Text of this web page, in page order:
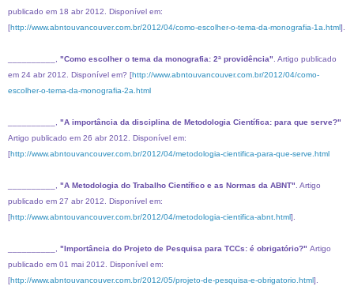
publicado em 18 abr 2012. Disponível em:
[http://www.abntouvancouver.com.br/2012/04/como-escolher-o-tema-da-monografia-1a.html].
"Como escolher o tema da monografia: 2ª providência" . Artigo publicado
em 24 abr 2012. Disponível em? [http://www.abntouvancouver.com.br/2012/04/como-
escolher-o-tema-da-monografia-2a.html
"A importância da disciplina de Metodologia Científica: para que serve?"
Artigo publicado em 26 abr 2012. Disponível em:
[http://www.abntouvancouver.com.br/2012/04/metodologia-cientifica-para-que-serve.html
"A Metodologia do Trabalho Científico e as Normas da ABNT" . Artigo
publicado em 27 abr 2012. Disponível em:
[http://www.abntouvancouver.com.br/2012/04/metodologia-cientifica-abnt.html].
"Importância do Projeto de Pesquisa para TCCs: é obrigatório?" Artigo
publicado em 01 mai 2012. Disponível em:
[http://www.abntouvancouver.com.br/2012/05/projeto-de-pesquisa-e-obrigatorio.html].